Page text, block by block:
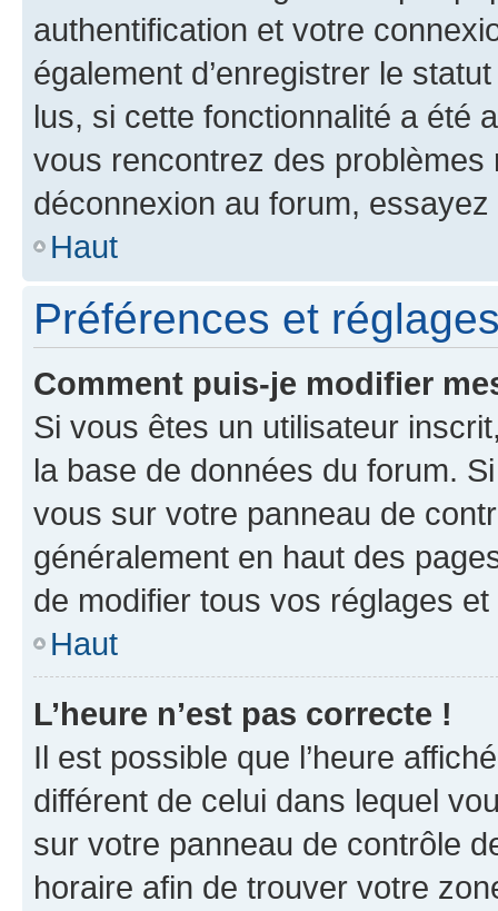
authentification et votre
également d’enregistrer le
lus, si cette fonctionnalité a été
vous rencontrez des
déconnexion au forum,
Haut
Préférences et
Comment puis-je modifier
Si vous êtes un utilisateur
la base de données du forum.
vous sur votre panneau de
généralement en haut des
de modifier tous vos réglages
Haut
L’heure n’est pas correcte !
Il est possible que l’heure
différent de celui dans lequel
sur votre panneau de contrôle
horaire afin de trouver votre